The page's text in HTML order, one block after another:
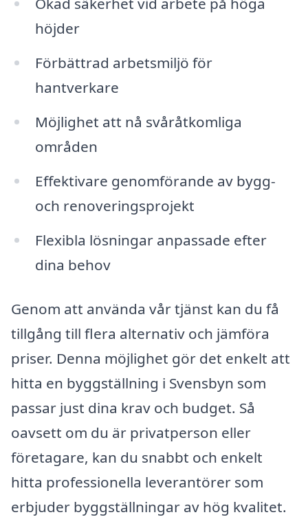
höjder
Förbättrad arbetsmiljö för
hantverkare
Möjlighet att nå svåråtkomliga
områden
Effektivare genomförande av bygg-
och renoveringsprojekt
Flexibla lösningar anpassade efter
dina behov
Genom att använda vår tjänst kan du få
tillgång till flera alternativ och jämföra
priser. Denna möjlighet gör det enkelt att
hitta en byggställning i Svensbyn som
passar just dina krav och budget. Så
oavsett om du är privatperson eller
företagare, kan du snabbt och enkelt
hitta professionella leverantörer som
erbjuder byggställningar av hög kvalitet.